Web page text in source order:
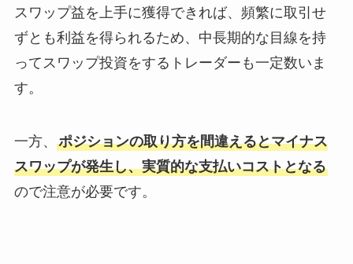
スワップ益を上手に獲得できれば、頻繁に取引せ
ずとも利益を得られるため、中長期的な目線を持
ってスワップ投資をするトレーダーも一定数いま
す。
一方、 ポジションの取り方を間違えるとマイナス
スワップが発生し、実質的な支払いコストとなる
ので注意が必要です。